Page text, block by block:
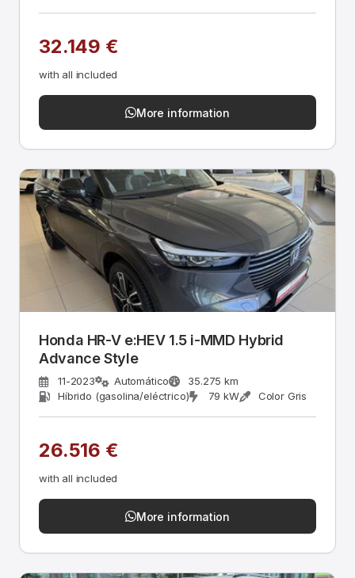
32.149 €
with all included
More information
Honda HR-V e:HEV 1.5 i-MMD Hybrid
Advance Style
11-2023 Automático
35.275 km
Híbrido (gasolina/eléctrico)
79 kW Color Gris
26.516 €
with all included
More information